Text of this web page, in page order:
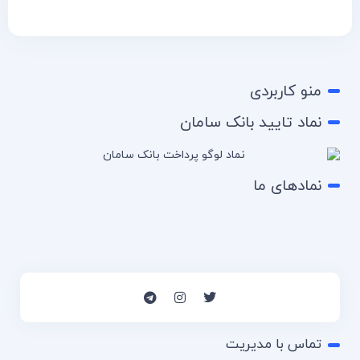
منو کاربردی
نماد تایید بانک سامان
نمادهای ما
تماس با مدیریت